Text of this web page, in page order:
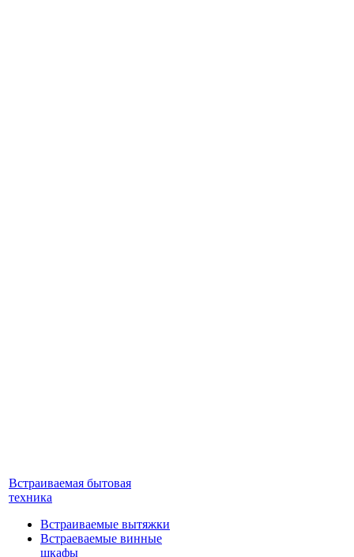
Встраиваемая бытовая
техника
Встраиваемые вытяжки
Встраеваемые винные
шкафы